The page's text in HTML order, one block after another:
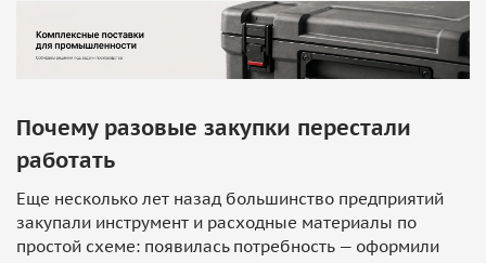
Почему разовые закупки перестали
работать
Еще несколько лет назад большинство предприятий
закупали инструмент и расходные материалы по
простой схеме: появилась потребность — оформили